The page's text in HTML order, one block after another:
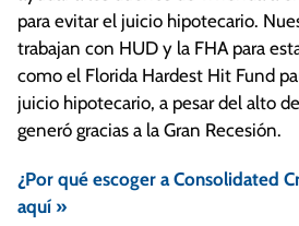
Contamos con una librería
40 publicaciones que cubren
financieros clave, que van
con los cobradores de deuda,
comprar una casa.
financieras gratuitas que le
encontrar los mejores pagos
para evitar el juicio hipotecario.
trabajan con HUD y la FHA para
como el Florida Hardest Hit Fund
juicio hipotecario, a pesar del alto
generó gracias a la Gran Recesión.
¿Por qué escoger a Consolidated
aquí »